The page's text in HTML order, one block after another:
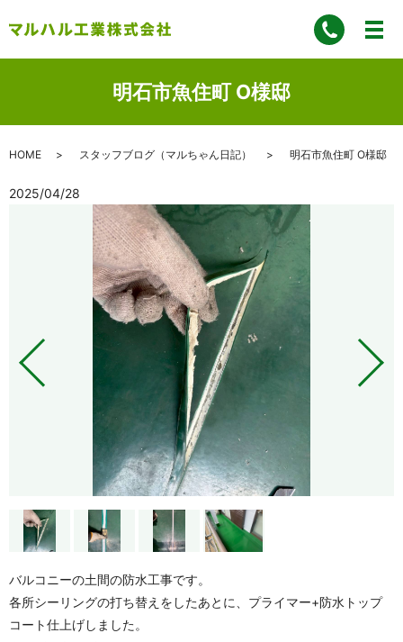
明石市魚住町 O様邸
HOME スタッフブログ（マルちゃん日記） 明石市魚住町 O様邸
2025/04/28
バルコニーの土間の防水工事です。
各所シーリングの打ち替えをしたあとに、プライマー+防水トップ
コート仕上げしました。